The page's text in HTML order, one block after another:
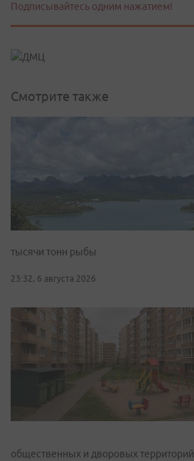
Подписывайтесь одним нажатием!
Смотрите также
тысячи тонн рыбы
23:32, 6 августа 2026
общественных и дворовых территорий